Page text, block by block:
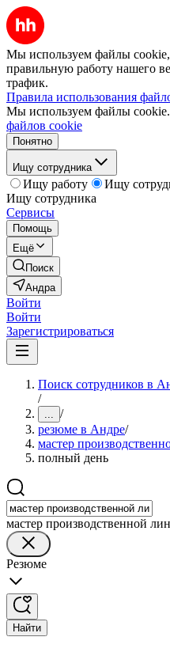
Мы используем файлы cookie,
правильную работу нашего
трафик.
Правила использования
Мы используем файлы cookie.
файлов cookie
Понятно
Ищу сотрудника
Ищу работу
Ищу
Ищу сотрудника
Сервисы
Помощь
Ещё
Поиск
Андра
Войти
Войти
Зарегистрироваться
Поиск сотрудников в
/
... /
резюме в Андре/
мастер
полный день
мастер производственной
Резюме
Найти